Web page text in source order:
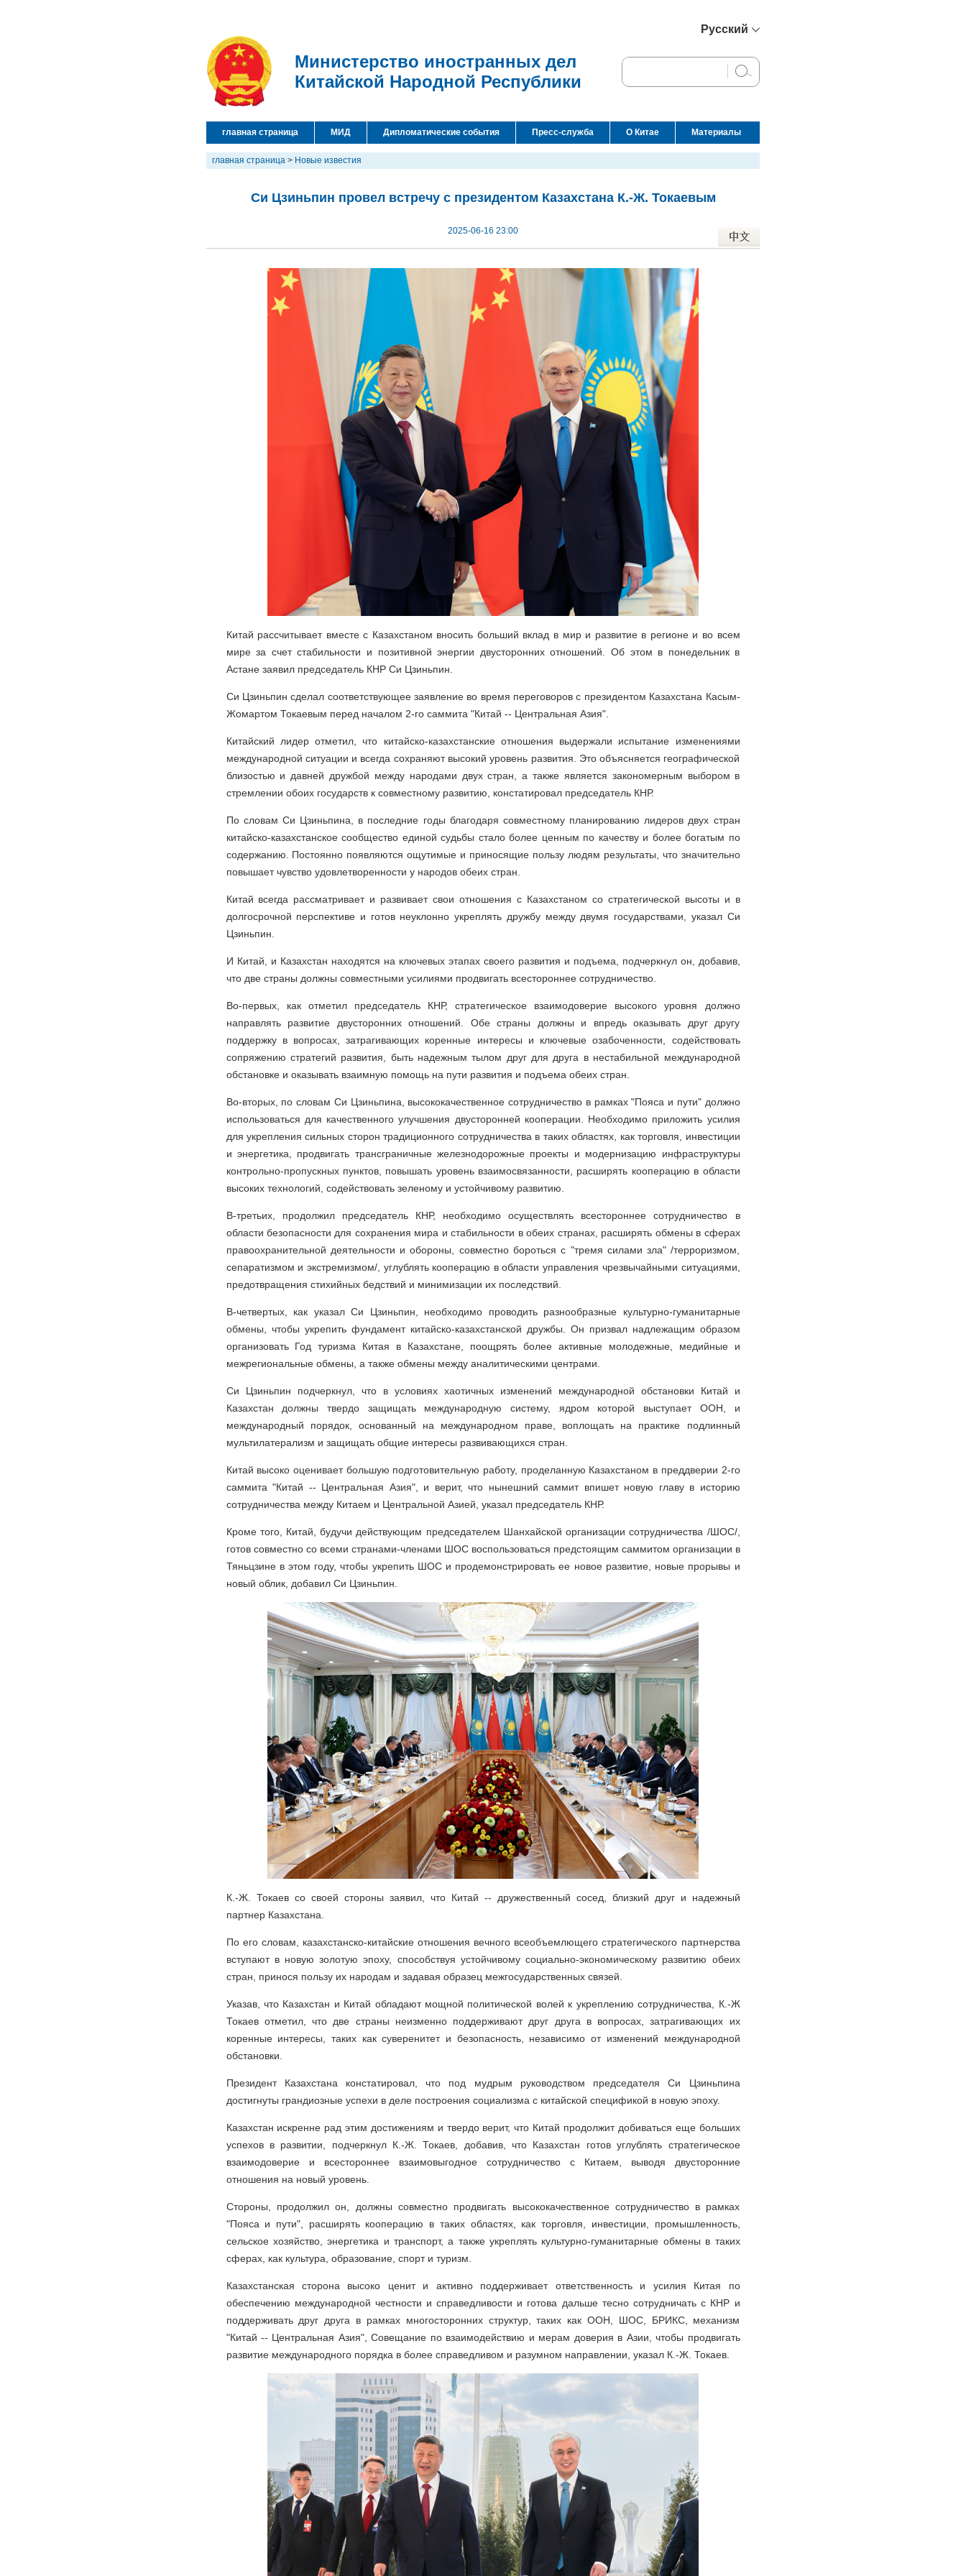
Русский
English
Español
عربي
Министерство иностранных дел
Китайской Народной Республики
главная страница МИД Дипломатические события Пресс-служба О Китае Материалы
главная страница > Новые известия
Си Цзиньпин провел встречу с президентом Казахстана К.-Ж. Токаевым
2025-06-16 23:00
Китай рассчитывает вместе с Казахстаном вносить больший вклад в мир и развитие в регионе и во всем
мире за счет стабильности и позитивной энергии двусторонних отношений. Об этом в понедельник в
Астане заявил председатель КНР Си Цзиньпин.
Си Цзиньпин сделал соответствующее заявление во время переговоров с президентом Казахстана Касым-
Жомартом Токаевым перед началом 2-го саммита "Китай -- Центральная Азия".
Китайский лидер отметил, что китайско-казахстанские отношения выдержали испытание изменениями
международной ситуации и всегда сохраняют высокий уровень развития. Это объясняется географической
близостью и давней дружбой между народами двух стран, а также является закономерным выбором в
стремлении обоих государств к совместному развитию, констатировал председатель КНР.
По словам Си Цзиньпина, в последние годы благодаря совместному планированию лидеров двух стран
китайско-казахстанское сообщество единой судьбы стало более ценным по качеству и более богатым по
содержанию. Постоянно появляются ощутимые и приносящие пользу людям результаты, что значительно
повышает чувство удовлетворенности у народов обеих стран.
Китай всегда рассматривает и развивает свои отношения с Казахстаном со стратегической высоты и в
долгосрочной перспективе и готов неуклонно укреплять дружбу между двумя государствами, указал Си
Цзиньпин.
И Китай, и Казахстан находятся на ключевых этапах своего развития и подъема, подчеркнул он, добавив,
что две страны должны совместными усилиями продвигать всестороннее сотрудничество.
Во-первых, как отметил председатель КНР, стратегическое взаимодоверие высокого уровня должно
направлять развитие двусторонних отношений. Обе страны должны и впредь оказывать друг другу
поддержку в вопросах, затрагивающих коренные интересы и ключевые озабоченности, содействовать
сопряжению стратегий развития, быть надежным тылом друг для друга в нестабильной международной
обстановке и оказывать взаимную помощь на пути развития и подъема обеих стран.
Во-вторых, по словам Си Цзиньпина, высококачественное сотрудничество в рамках "Пояса и пути" должно
использоваться для качественного улучшения двусторонней кооперации. Необходимо приложить усилия
для укрепления сильных сторон традиционного сотрудничества в таких областях, как торговля, инвестиции
и энергетика, продвигать трансграничные железнодорожные проекты и модернизацию инфраструктуры
контрольно-пропускных пунктов, повышать уровень взаимосвязанности, расширять кооперацию в области
высоких технологий, содействовать зеленому и устойчивому развитию.
В-третьих, продолжил председатель КНР, необходимо осуществлять всестороннее сотрудничество в
области безопасности для сохранения мира и стабильности в обеих странах, расширять обмены в сферах
правоохранительной деятельности и обороны, совместно бороться с "тремя силами зла" /терроризмом,
сепаратизмом и экстремизмом/, углублять кооперацию в области управления чрезвычайными ситуациями,
предотвращения стихийных бедствий и минимизации их последствий.
В-четвертых, как указал Си Цзиньпин, необходимо проводить разнообразные культурно-гуманитарные
обмены, чтобы укрепить фундамент китайско-казахстанской дружбы. Он призвал надлежащим образом
организовать Год туризма Китая в Казахстане, поощрять более активные молодежные, медийные и
межрегиональные обмены, а также обмены между аналитическими центрами.
Си Цзиньпин подчеркнул, что в условиях хаотичных изменений международной обстановки Китай и
Казахстан должны твердо защищать международную систему, ядром которой выступает ООН, и
международный порядок, основанный на международном праве, воплощать на практике подлинный
мультилатерализм и защищать общие интересы развивающихся стран.
Китай высоко оценивает большую подготовительную работу, проделанную Казахстаном в преддверии 2-го
саммита "Китай -- Центральная Азия", и верит, что нынешний саммит впишет новую главу в историю
сотрудничества между Китаем и Центральной Азией, указал председатель КНР.
Кроме того, Китай, будучи действующим председателем Шанхайской организации сотрудничества /ШОС/,
готов совместно со всеми странами-членами ШОС воспользоваться предстоящим саммитом организации в
Тяньцзине в этом году, чтобы укрепить ШОС и продемонстрировать ее новое развитие, новые прорывы и
новый облик, добавил Си Цзиньпин.
К.-Ж. Токаев со своей стороны заявил, что Китай -- дружественный сосед, близкий друг и надежный
партнер Казахстана.
По его словам, казахстанско-китайские отношения вечного всеобъемлющего стратегического партнерства
вступают в новую золотую эпоху, способствуя устойчивому социально-экономическому развитию обеих
стран, принося пользу их народам и задавая образец межгосударственных связей.
Указав, что Казахстан и Китай обладают мощной политической волей к укреплению сотрудничества, К.-Ж
Токаев отметил, что две страны неизменно поддерживают друг друга в вопросах, затрагивающих их
коренные интересы, таких как суверенитет и безопасность, независимо от изменений международной
обстановки.
Президент Казахстана констатировал, что под мудрым руководством председателя Си Цзиньпина
достигнуты грандиозные успехи в деле построения социализма с китайской спецификой в новую эпоху.
Казахстан искренне рад этим достижениям и твердо верит, что Китай продолжит добиваться еще больших
успехов в развитии, подчеркнул К.-Ж. Токаев, добавив, что Казахстан готов углублять стратегическое
взаимодоверие и всестороннее взаимовыгодное сотрудничество с Китаем, выводя двусторонние
отношения на новый уровень.
Стороны, продолжил он, должны совместно продвигать высококачественное сотрудничество в рамках
"Пояса и пути", расширять кооперацию в таких областях, как торговля, инвестиции, промышленность,
сельское хозяйство, энергетика и транспорт, а также укреплять культурно-гуманитарные обмены в таких
сферах, как культура, образование, спорт и туризм.
Казахстанская сторона высоко ценит и активно поддерживает ответственность и усилия Китая по
обеспечению международной честности и справедливости и готова дальше тесно сотрудничать с КНР и
поддерживать друг друга в рамках многосторонних структур, таких как ООН, ШОС, БРИКС, механизм
"Китай -- Центральная Азия", Совещание по взаимодействию и мерам доверия в Азии, чтобы продвигать
развитие международного порядка в более справедливом и разумном направлении, указал К.-Ж. Токаев.